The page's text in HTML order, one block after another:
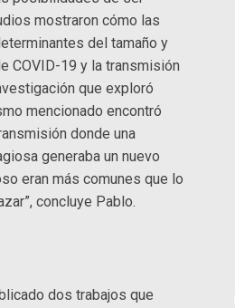
mostraron cómo las
del tamaño y
COVID-19 y la transmisión
que exploró
mencionado encontró
donde una
generaba un nuevo
eran más comunes que lo
concluye Pablo.
dos trabajos que